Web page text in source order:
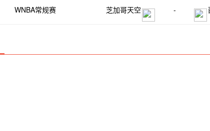
WNBA常规赛 芝加哥天空 -